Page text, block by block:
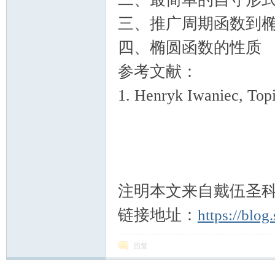
三、推广周期函数到
四、椭圆函数的性质
参考文献：
1. Henryk Iwaniec,
注明本文来自戴伍圣
链接地址： https://
回复